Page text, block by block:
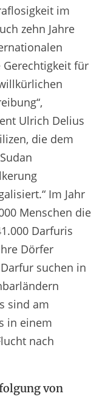
im
zehn Jahre
für
Ulrich Delius
die dem
Im Jahr
Menschen die
Darfuris
Dörfer
suchen in
sind am
in einem
nach
von